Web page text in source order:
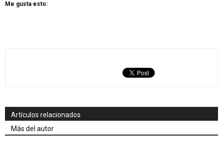
Me gusta esto:
Artículos relacionados
Más del autor